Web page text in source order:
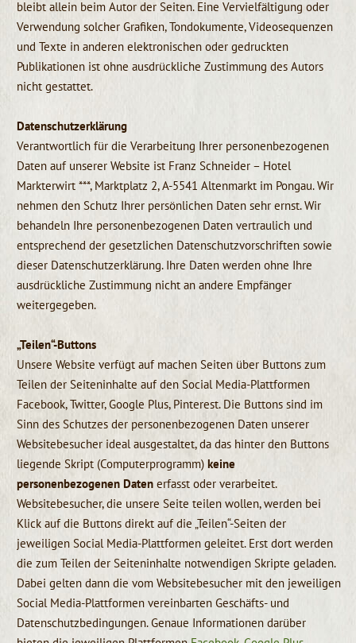
bleibt allein beim Autor der Seiten. Eine Vervielfältigung oder
Verwendung solcher Grafiken, Tondokumente, Videosequenzen
und Texte in anderen elektronischen oder gedruckten
Publikationen ist ohne ausdrückliche Zustimmung des Autors
nicht gestattet.
Datenschutzerklärung
Verantwortlich für die Verarbeitung Ihrer personenbezogenen
Daten auf unserer Website ist Franz Schneider – Hotel
Markterwirt ***, Marktplatz 2, A-5541 Altenmarkt im Pongau. Wir
nehmen den Schutz Ihrer persönlichen Daten sehr ernst. Wir
behandeln Ihre personenbezogenen Daten vertraulich und
entsprechend der gesetzlichen Datenschutzvorschriften sowie
dieser Datenschutzerklärung. Ihre Daten werden ohne Ihre
ausdrückliche Zustimmung nicht an andere Empfänger
weitergegeben.
„Teilen“-Buttons
Unsere Website verfügt auf machen Seiten über Buttons zum
Teilen der Seiteninhalte auf den Social Media-Plattformen
Facebook, Twitter, Google Plus, Pinterest. Die Buttons sind im
Sinn des Schutzes der personenbezogenen Daten unserer
Websitebesucher ideal ausgestaltet, da das hinter den Buttons
liegende Skript (Computerprogramm) keine
personenbezogenen Datenerfasst oder verarbeitet.
Websitebesucher, die unsere Seite teilen wollen, werden bei
Klick auf die Buttons direkt auf die „Teilen“-Seiten der
jeweiligen Social Media-Plattformen geleitet. Erst dort werden
die zum Teilen der Seiteninhalte notwendigen Skripte geladen.
Dabei gelten dann die vom Websitebesucher mit den jeweiligen
Social Media-Plattformen vereinbarten Geschäfts- und
Datenschutzbedingungen. Genaue Informationen darüber